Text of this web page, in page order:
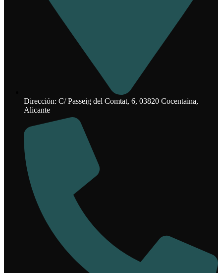
Dirección: C/ Passeig del Comtat, 6, 03820 Cocentaina,
Alicante